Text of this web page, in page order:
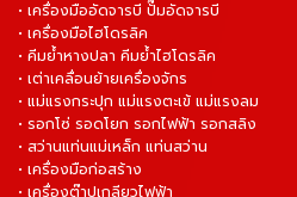
• เครื่องมืออัดจารบี ปั๊มอัดจารบี
• เครื่องมือไฮโดรลิค
• คีมย้ำหางปลา คีมย้ำไฮโดรลิค
• เต่าเคลื่อนย้ายเครื่องจักร
• แม่แรงกระปุก แม่แรงตะเข้ แม่แรงลม
• รอกโซ่ รอดโยก รอกไฟฟ้า รอกสลิง
• สว่านแท่นแม่เหล็ก แท่นสว่าน
• เครื่องมือก่อสร้าง
• เครื่องต๊าปเกลียวไฟฟ้า